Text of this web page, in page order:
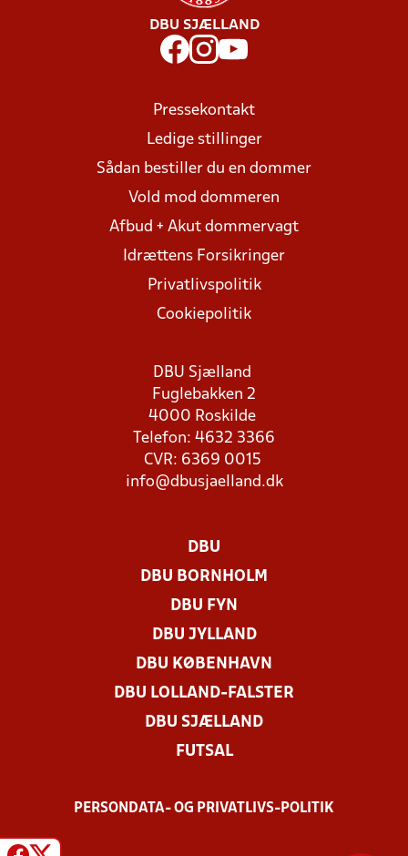
DBU SJÆLLAND
Pressekontakt
Ledige stillinger
Sådan bestiller du en dommer
Vold mod dommeren
Afbud + Akut dommervagt
Idrættens Forsikringer
Privatlivspolitik
Cookiepolitik
DBU Sjælland
Fuglebakken 2
4000 Roskilde
Telefon: 4632 3366
CVR: 6369 0015
info@dbusjaelland.dk
DBU
DBU BORNHOLM
DBU FYN
DBU JYLLAND
DBU KØBENHAVN
DBU LOLLAND-FALSTER
DBU SJÆLLAND
FUTSAL
PERSONDATA- OG PRIVATLIVS-POLITIK